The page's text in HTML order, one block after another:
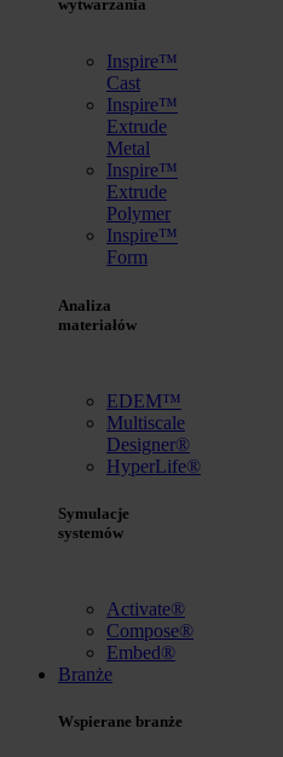
wytwarzania
Inspire™
Cast
Inspire™
Extrude
Metal
Inspire™
Extrude
Polymer
Inspire™
Form
Analiza
materiałów
EDEM™
Multiscale
Designer®
HyperLife®
Symulacje
systemów
Activate®
Compose®
Embed®
Branże
Wspierane branże